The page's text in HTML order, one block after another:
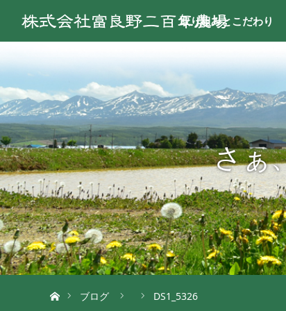
取り組みとこだわり
さぁ
ブログ
DS1_5326